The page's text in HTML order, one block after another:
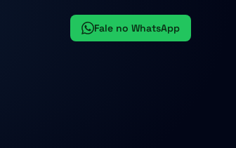
Fale no WhatsApp